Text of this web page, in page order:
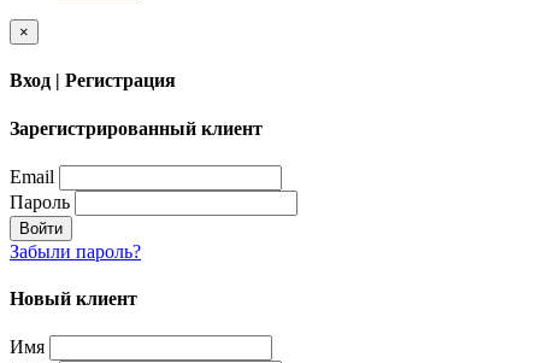
×
Вход | Регистрация
Зарегистрированный клиент
Email
Пароль
Войти
Забыли пароль?
Новый клиент
Имя